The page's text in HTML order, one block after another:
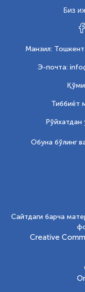
Биз
Манзил:
Э-почта:
Тиббиёт
Обуна бўлинг
Сайтдаги барча
Creative